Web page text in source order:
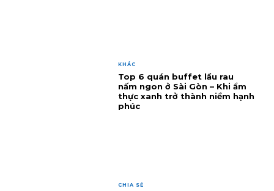
KHÁC
Top 6 quán buffet lẩu rau
nấm ngon ở Sài Gòn – Khi ẩm
thực xanh trở thành niềm hạnh
phúc
CHIA SẺ